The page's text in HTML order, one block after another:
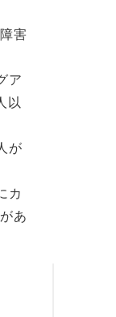
害
ア
以
が
カ
あ